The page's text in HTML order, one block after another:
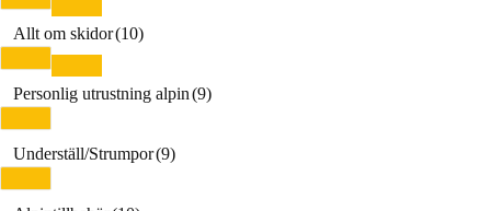
Allt om skidor(10)
Personlig utrustning alpin(9)
Underställ/Strumpor(9)